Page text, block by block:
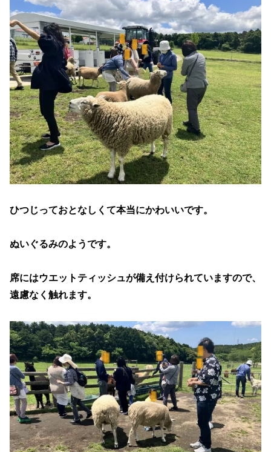
ひつじっておとなしくて本当にかわいいです。
ぬいぐるみのようです。
席にはウエットティッシュが備え付けられていますので、
遠慮なく触れます。